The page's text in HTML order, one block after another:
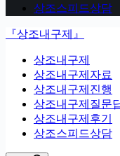
상조스피드상담
『상조내구제』
상조내구제
상조내구제자료
상조내구제진행
상조내구제질문
상조내구제후기
상조스피드상담